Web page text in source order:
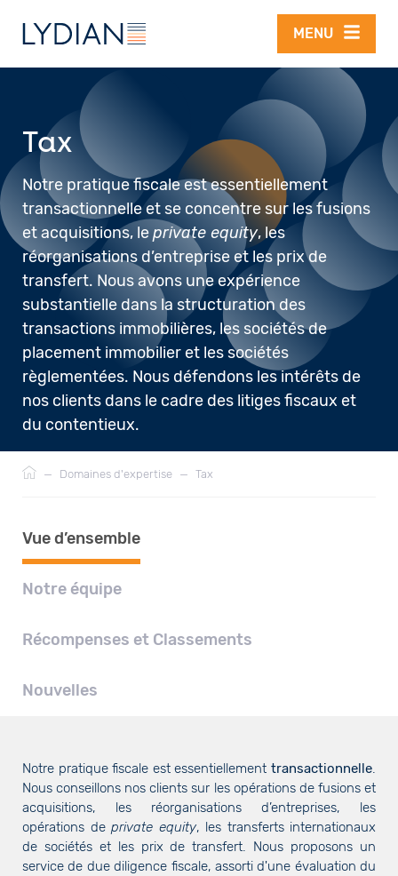
Aller au contenu principal
MENU
Fil — Domaines d'expertise — Tax
Tax
Notre pratique fiscale est essentiellement
transactionnelle et se concentre sur les fusions
et acquisitions, leprivate equity, les
réorganisations d’entreprise et les prix de
transfert. Nous avons une expérience
substantielle dans la structuration des
transactions immobilières, les sociétés de
placement immobilier et les sociétés
règlementées. Nous défendons les intérêts de
nos clients dans le cadre des litiges fiscaux et
du contentieux.
Vue d’ensemble
Notre équipe
Récompenses et Classements
Nouvelles
Notre pratique fiscale est essentiellement transactionnelle
Nous conseillons nos clients sur les opérations de fusions et
acquisitions, les réorganisations d’entreprises, les
opérations de private equity, les transferts internationaux
de sociétés et les prix de transfert. Nous proposons un
service de due diligence fiscale, assorti d'une évaluation du